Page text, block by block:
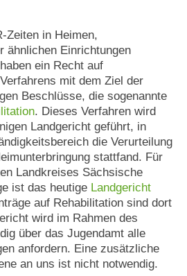
Zeiten in Heimen,
ähnlichen Einrichtungen
ein Recht auf
mit dem Ziel der
Beschlüsse, die sogenannte
. Dieses Verfahren wird
Landgericht geführt, in
die Verurteilung
stattfand. Für
Landkreises Sächsische
ist das heutige Landgericht
auf Rehabilitation sind dort
wird im Rahmen des
über das Jugendamt alle
anfordern. Eine zusätzliche
an uns ist nicht notwendig.